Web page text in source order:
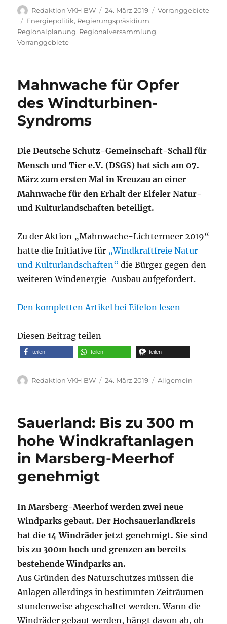
Autor
Redaktion VKH BW
Veröffentlicht
am
24. März 2019 Kategorien
Vorranggebiete
Schlagwörter
Energiepolitik, Regierungspräsidium,
Regionalplanung, Regionalversammlung,
Vorranggebiete
Mahnwache für Opfer
des Windturbinen-
Syndroms
Die Deutsche Schutz-Gemeinschaft-Schall für
Mensch und Tier e.V. (DSGS) hat sich am 07.
März zum ersten Mal in Kreuzau an einer
Mahnwache für den Erhalt der Eifeler Natur-
und Kulturlandschaften beteiligt.
Zu der Aktion „Mahnwache-Lichtermeer 2019“
hatte die Initiative für „Windkraftfreie Natur
und Kulturlandschaften“ die Bürger gegen den
weiteren Windenergie-Ausbau aufgefordert.
Den kompletten Artikel bei Eifelon lesen
Diesen Beitrag teilen
teilen teilen teilen
Autor
Redaktion VKH BW
Veröffentlicht
24. März 2019 Kategorien
Allgemein
Sauerland: Bis zu 300 m
hohe Windkraftanlagen
in Marsberg-Meerhof
genehmigt
In Marsberg-Meerhof werden zwei neue
Windparks gebaut. Der Hochsauerlandkreis
hat die 14 Windräder jetzt genehmigt. Sie sind
bis zu 300m hoch und grenzen an bereits
bestehende Windparks an.
Aus Gründen des Naturschutzes müssen die
Anlagen allerdings in bestimmten Zeiträumen
stundenweise abgeschaltet werden. Wann die
Windräder gebaut werden, hängt davon ab, ob